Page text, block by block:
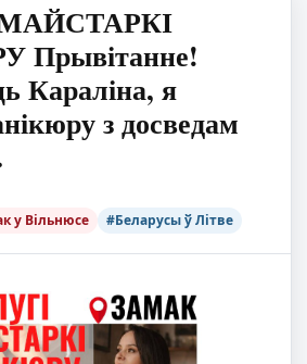
Караліна, я
з досведам
у Вільнюсе #Беларусы ў Літве